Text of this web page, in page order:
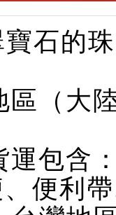
石的
（大
運包含
便利